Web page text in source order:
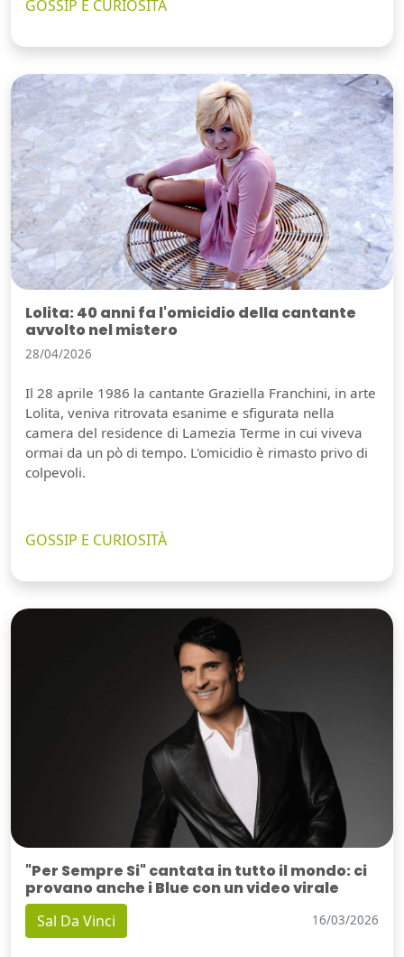
GOSSIP E CURIOSITÀ
Lolita: 40 anni fa l'omicidio della cantante
avvolto nel mistero
28/04/2026
Il 28 aprile 1986 la cantante Graziella Franchini, in arte
Lolita, veniva ritrovata esanime e sfigurata nella
camera del residence di Lamezia Terme in cui viveva
ormai da un pò di tempo. L'omicidio è rimasto privo di
colpevoli.
GOSSIP E CURIOSITÀ
"Per Sempre Si" cantata in tutto il mondo: ci
provano anche i Blue con un video virale
Sal Da Vinci 16/03/2026